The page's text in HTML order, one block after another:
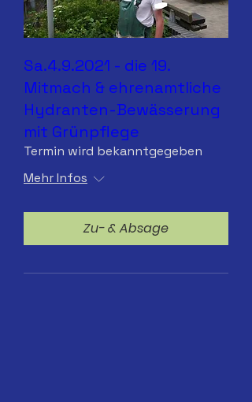
Sa.4.9.2021 - die 19.
Mitmach & ehrenamtliche
Hydranten-Bewässerung
mit Grünpflege
Termin wird bekanntgegeben
Mehr Infos
Zu- & Absage